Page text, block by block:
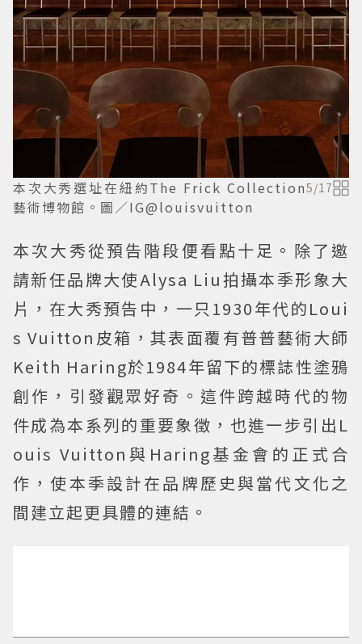
本次大秀選址在紐約The Frick Collection
藝術博物館。圖／IG@louisvuitton
5/17
本次大秀從預告階段便看點十足。除了邀
請新任品牌大使Alysa Liu拍攝本季形象大
片，在大秀預告中，一只1930年代的Loui
s Vuitton皮箱，其表面覆有普普藝術大師
Keith Haring於1984年留下的標誌性塗鴉
創作，引發觀眾好奇。這件跨越時代的物
件成為本系列的重要象徵，也進一步引出L
ouis Vuitton與Haring基金會的正式合
作，使本季設計在品牌歷史與當代文化之
間建立起更具體的連結。